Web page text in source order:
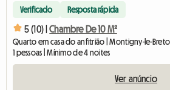
Verificado Resposta rápida
5 (10) | Chambre De 10 M²
Quarto em casa do anfitrião | Montigny-le-
1 pessoas | Mínimo de 4 noites
Ver anúncio